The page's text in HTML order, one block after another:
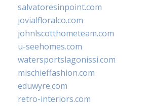
salvatoresinpoint.com
jovialfloralco.com
johnlscotthometeam.com
u-seehomes.com
watersportslagonissi.com
mischieffashion.com
eduwyre.com
retro-interiors.com